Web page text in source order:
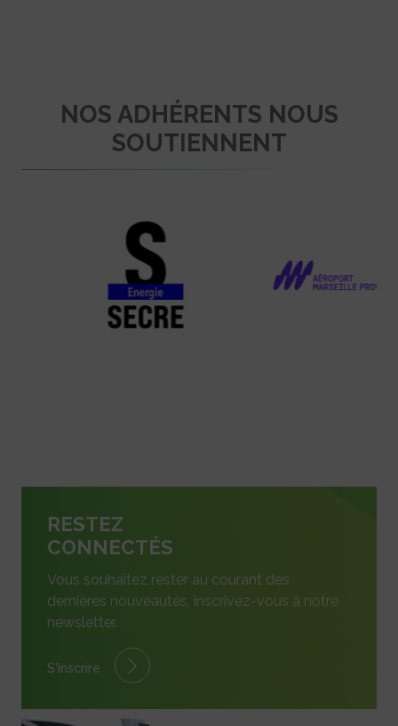
NOS ADHÉRENTS NOUS
SOUTIENNENT
RESTEZ
CONNECTÉS
Vous souhaitez rester au courant des
dernières nouveautés, inscrivez-vous à notre
newsletter.
S'inscrire